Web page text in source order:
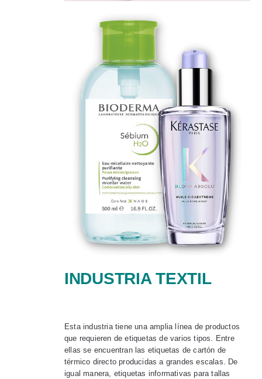
INDUSTRIA TEXTIL
Esta industria tiene una amplia línea de productos
que requieren de etiquetas de varios tipos. Entre
ellas se encuentran las etiquetas de cartón de
térmico directo producidas a grandes escalas. De
igual manera, etiquetas informativas para tallas